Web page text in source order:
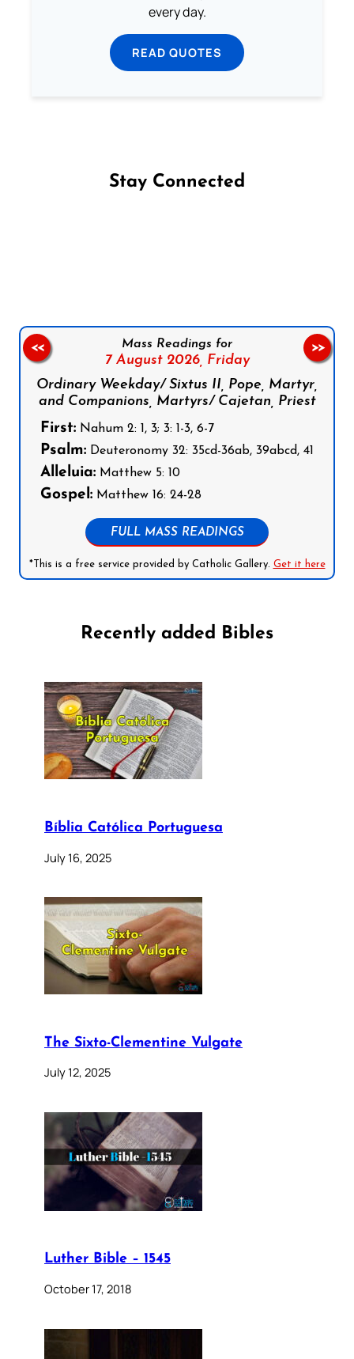
every day.
READ QUOTES
Stay Connected
Mass Readings for
7 August 2026, Friday
Ordinary Weekday/ Sixtus II, Pope, Martyr,
and Companions, Martyrs/ Cajetan, Priest
First: Nahum 2: 1, 3; 3: 1-3, 6-7
Psalm: Deuteronomy 32: 35cd-36ab, 39abcd, 41
Alleluia: Matthew 5: 10
Gospel: Matthew 16: 24-28
FULL MASS READINGS
*This is a free service provided by Catholic Gallery. Get it here
<< >>
Recently added Bibles
Bíblia Católica Portuguesa
July 16, 2025
The Sixto-Clementine Vulgate
July 12, 2025
Luther Bible – 1545
October 17, 2018